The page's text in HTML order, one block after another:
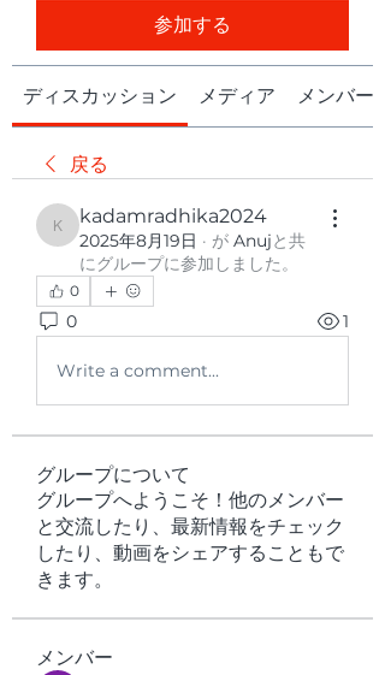
参加する
ディスカッション メディア メンバー
戻る
kadamradhika2024
kadamradhika2024
2025年8月19日 · が Anujと共
にグループに参加しました。
0
0 1
Write a comment...
グループについて
グループへようこそ！他のメンバー
と交流したり、最新情報をチェック
したり、動画をシェアすることもで
きます。
メンバー